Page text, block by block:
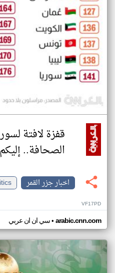
قفزة لافتة
الصحافة..
اخبار جزر القمر
VF17PD
سي ان ان عربي• arabic.cnn.com